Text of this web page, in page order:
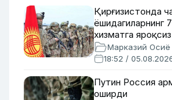
Қирғизистонда
ёшидагиларнинг
хизматга
Марказий Осиё
18:52 /
Путин Россия
оширди